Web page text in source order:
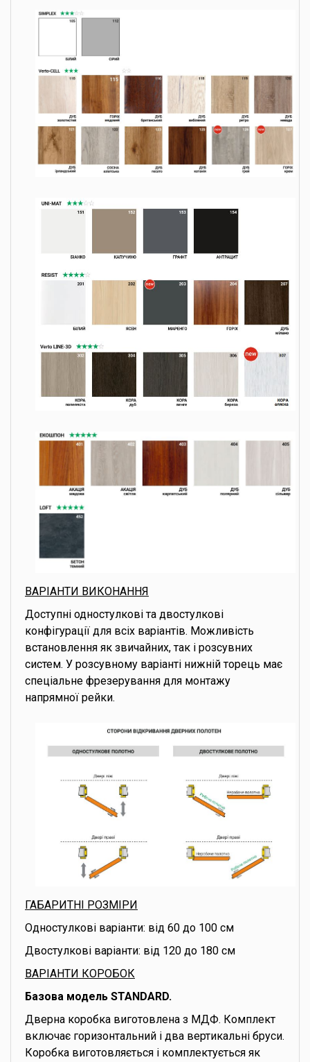
ВАРІАНТИ ВИКОНАННЯ
Доступні одностулкові та двостулкові
конфігурації для всіх варіантів. Можливість
встановлення як звичайних, так і розсувних
систем. У розсувному варіанті нижній торець має
спеціальне фрезерування для монтажу
напрямної рейки.
ГАБАРИТНІ РОЗМІРИ
Одностулкові варіанти: від 60 до 100 см
Двостулкові варіанти: від 120 до 180 см
ВАРІАНТИ КОРОБОК
Базова модель STANDARD.
Дверна коробка виготовлена з МДФ. Комплект
включає горизонтальний і два вертикальні бруси.
Коробка виготовляється і комплектується як